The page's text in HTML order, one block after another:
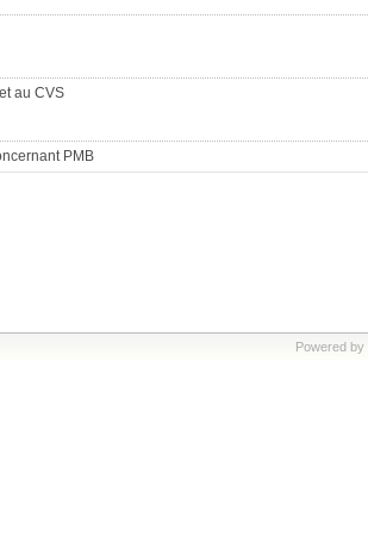
au CVS
PMB
Powered by